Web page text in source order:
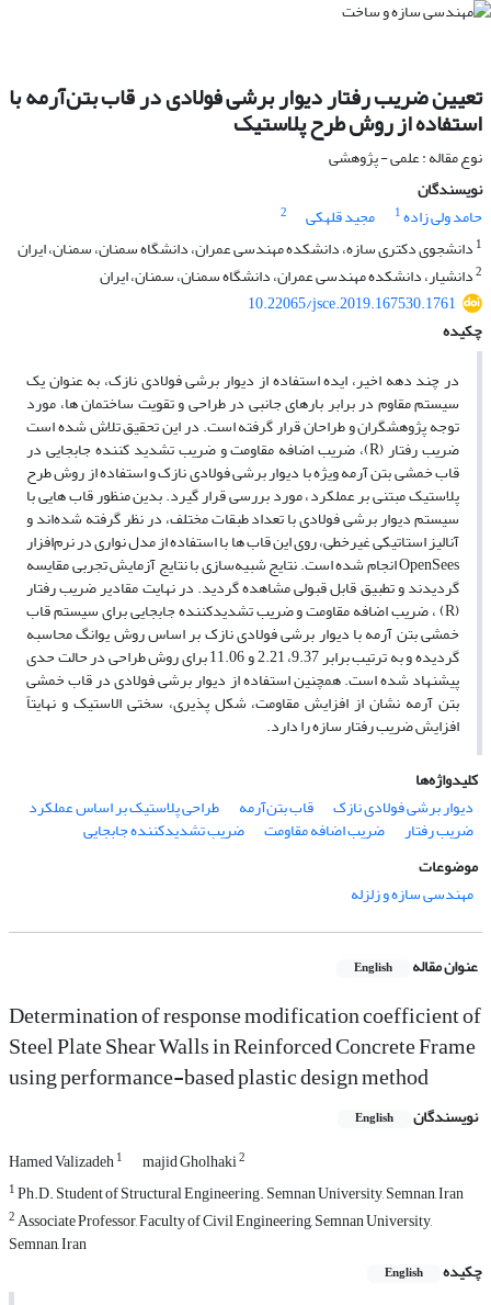
تعیین ضریب رفتار دیوار برشی فولادی در قاب بتن‌آرمه با
استفاده از روش طرح پلاستیک
نوع مقاله : علمی - پژوهشی
نویسندگان
حامد ولی زاده1 مجید قلهکی
2
1 دانشجوی دکتری سازه، دانشکده مهندسی عمران، دانشگاه سمنان، سمنان، ایران
2دانشیار، دانشکده مهندسی عمران، دانشگاه سمنان، سمنان، ایران
10.22065/jsce.2019.167530.1761
چکیده
در چند دهه اخیر، ایده استفاده از دیوار برشی فولادی نازک، به‌ عنوان یک
سیستم مقاوم در برابر بارهای جانبی در طراحی و تقویت ساختمان ها، مورد
توجه پژوهشگران و طراحان قرار گرفته است. در این تحقیق تلاش شده است
ضریب رفتار (R)، ضریب اضافه مقاومت و ضریب تشدید کننده جابجایی در
قاب خمشی بتن آرمه ویژه با دیوار برشی فولادی نازک و استفاده از روش طرح
پلاستیک مبتنی بر عملکرد، مورد بررسی قرار گیرد. بدین منظور قاب هایی با
سیستم دیوار برشی فولادی با تعداد طبقات مختلف، در نظر گرفته‌ شده‌اند و
آنالیز استاتیکی غیرخطی، روی این قاب ها با استفاده از مدل نواری در نرم‌افزار
OpenSees انجام‌ شده است. نتایج شبیه‌سازی با نتایج آزمایش تجربی مقایسه
گردیدند و تطبیق قابل قبولی مشاهده گردید. در نهایت مقادیر ضریب رفتار
(R) ، ضریب اضافه مقاومت و ضریب تشدیدکننده جابجایی برای سیستم قاب
خمشی بتن آرمه با دیوار برشی فولادی نازک بر اساس روش یوانگ محاسبه
گردیده و به ترتیب برابر 9.37، 2.21 و 11.06 برای روش طراحی در حالت حدی
پیشنهاد شده است. همچنین استفاده از دیوار برشی فولادی در قاب خمشی
بتن آرمه نشان از افزایش مقاومت، شکل پذیری، سختی الاستیک و نهایتاً
افزایش ضریب رفتار سازه را دارد.
کلیدواژه‌ها
دیوار برشی فولادی نازک
قاب بتن‌آرمه طراحی پلاستیک بر اساس عملکرد
ضریب رفتار ضریب اضافه مقاومت
ضریب تشدیدکننده جابجایی
موضوعات
مهندسی سازه و زلزله
عنوان مقاله English
Determination of response modification coefficient of
Steel Plate Shear Walls in Reinforced Concrete Frame
using performance-based plastic design method
نویسندگان English
Hamed Valizadeh1 majid Gholhaki2
1Ph.D. Student of Structural Engineering. Semnan University, Semnan, Iran
2Associate Professor, Faculty of Civil Engineering, Semnan University,
Semnan, Iran
چکیده
English